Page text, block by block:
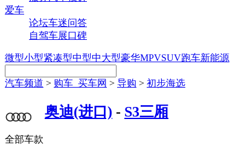
爱车
论坛车迷问答
自驾车展口碑
微型小型紧凑型中型中大型豪华MPVSUV跑车新能源
汽车频道 > 购车_买车网 > 导购 > 初步海选
奥迪(进口) - S3三厢
全部车款